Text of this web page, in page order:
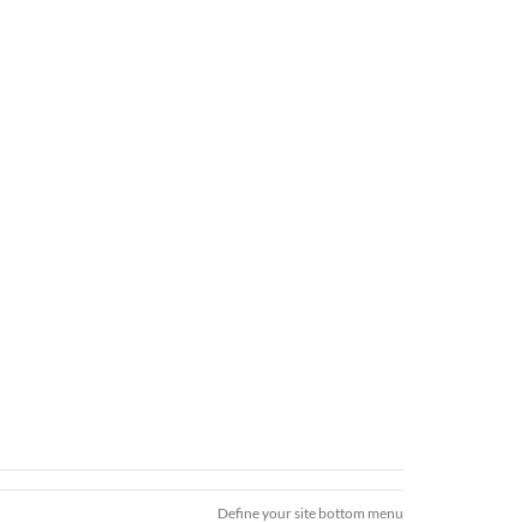
Define your site bottom menu